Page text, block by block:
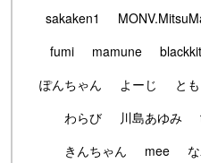
sakaken1
fumi
mamune
ぽんちゃん
よーじ と
わらび
川島あゆみ
きんちゃん
mee